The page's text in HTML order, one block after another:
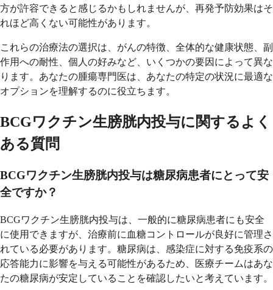
方が許容できると感じるかもしれませんが、再発予防効果はそ
れほど高くない可能性があります。
これらの治療法の選択は、がんの特徴、全体的な健康状態、副
作用への耐性、個人の好みなど、いくつかの要因によって異な
ります。あなたの腫瘍専門医は、あなたの特定の状況に最適な
オプションを理解するのに役立ちます。
BCGワクチン生膀胱内投与に関するよく
ある質問
BCGワクチン生膀胱内投与は糖尿病患者にとって安
全ですか？
BCGワクチン生膀胱内投与は、一般的に糖尿病患者にも安全
に使用できますが、治療前に血糖コントロールが良好に管理さ
れている必要があります。糖尿病は、感染症に対する免疫系の
応答能力に影響を与える可能性があるため、医療チームはあな
たの糖尿病が安定していることを確認したいと考えています。